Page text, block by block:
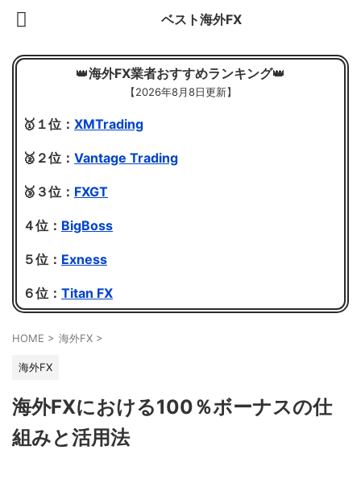
ベスト海外FX
👑海外FX業者おすすめランキング👑
【2026年8月8日更新】
🥇１位： XMTrading
🥈２位： Vantage Trading
🥉３位： FXGT
４位： BigBoss
５位： Exness
６位： Titan FX
HOME > 海外FX >
海外FX
海外FXにおける100％ボーナスの仕
組みと活用法